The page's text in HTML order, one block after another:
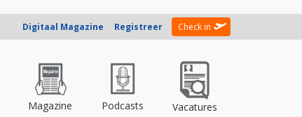
Digitaal Magazine Registreer Check in
Magazine Podcasts Vacatures